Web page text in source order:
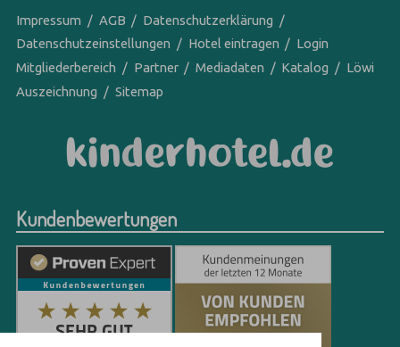
Impressum AGB
Datenschutzerklärung
Datenschutzeinstellungen
Hotel eintragen
Login
Mitgliederbereich
Partner Mediadaten Katalog
Löwi
Auszeichnung
Sitemap
Kundenbewertungen